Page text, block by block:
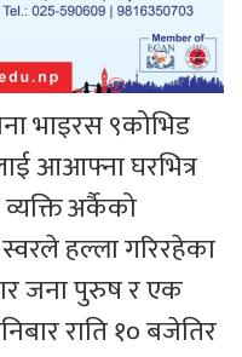
भाइरस ९कोभिड
आआफ्ना घरभित्र
अर्कैको
हल्ला गरिरहेका
जना पुरुष र एक
राति १० बजेतिर